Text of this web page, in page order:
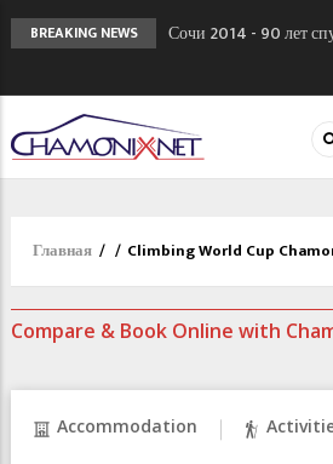
BREAKING NEWS
Сочи 2014 - 90 лет
Кол де Монте закрыт
Chamonixporusski -
вам поможем!
Главная / / Climbing World Cup
Compare & Book Online with
Accommodation